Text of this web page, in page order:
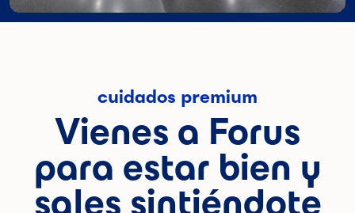
cuidados premium
Vienes a Forus
para estar bien y
sales sintiéndote